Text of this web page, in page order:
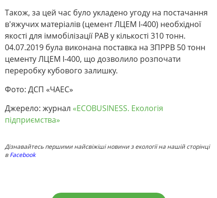
Також, за цей час було укладено угоду на постачання
в'яжучих матеріалів (цемент ЛЦЕМ І-400) необхідної
якості для іммобілізації РАВ у кількості 310 тонн.
04.07.2019 була виконана поставка на ЗПРРВ 50 тонн
цементу ЛЦЕМ І-400, що дозволило розпочати
переробку кубового залишку.
Фото: ДСП «ЧАЕС»
Джерело: журнал «ECOBUSINESS. Екологія
підприємства»
Дізнавайтесь першими найсвіжіші новини з екології на нашій сторінці
вFacebook